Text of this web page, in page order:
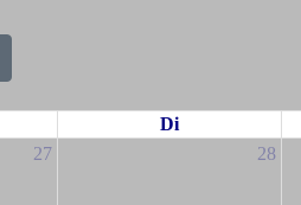
Di
27 28